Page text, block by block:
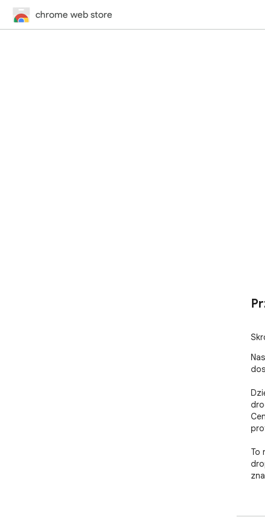
chrome web store
To